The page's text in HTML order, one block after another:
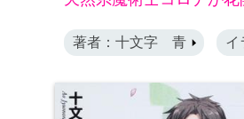
著者：十文字 青 イ